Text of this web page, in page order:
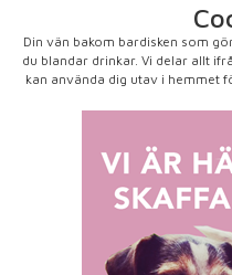
Din vän bakom bardisken som
du blandar drinkar. Vi delar allt
kan använda dig utav i hemmet